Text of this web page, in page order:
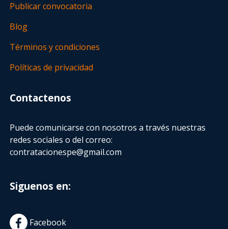
Publicar convocatoria
Blog
Términos y condiciones
Políticas de privacidad
Contactenos
Puede comunicarse con nosotros a través nuestras
redes sociales o del correo:
contratacionespe@gmail.com
Siguenos en:
Facebook